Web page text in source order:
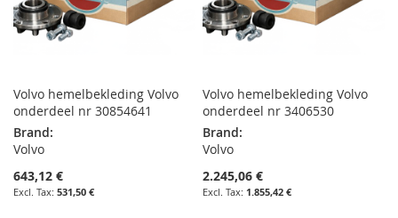
Volvo hemelbekleding Volvo
onderdeel nr 30854641
Brand:
Volvo
643,12 €
531,50 €
Volvo hemelbekleding Volvo
onderdeel nr 3406530
Brand:
Volvo
2.245,06 €
1.855,42 €